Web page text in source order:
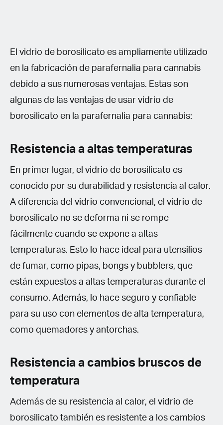
El vidrio de borosilicato es ampliamente utilizado
en la fabricación de parafernalia para cannabis
debido a sus numerosas ventajas. Estas son
algunas de las ventajas de usar vidrio de
borosilicato en la parafernalia para cannabis:
Resistencia a altas temperaturas
En primer lugar, el vidrio de borosilicato es
conocido por su durabilidad y resistencia al calor.
A diferencia del vidrio convencional, el vidrio de
borosilicato no se deforma ni se rompe
fácilmente cuando se expone a altas
temperaturas. Esto lo hace ideal para utensilios
de fumar, como pipas, bongs y bubblers, que
están expuestos a altas temperaturas durante el
consumo. Además, lo hace seguro y confiable
para su uso con elementos de alta temperatura,
como quemadores y antorchas.
Resistencia a cambios bruscos de
temperatura
Además de su resistencia al calor, el vidrio de
borosilicato también es resistente a los cambios